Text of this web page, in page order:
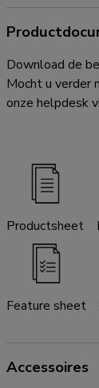
Download de
Mocht u verder
onze helpdesk
Productsheet
Feature sheet
Accessoires